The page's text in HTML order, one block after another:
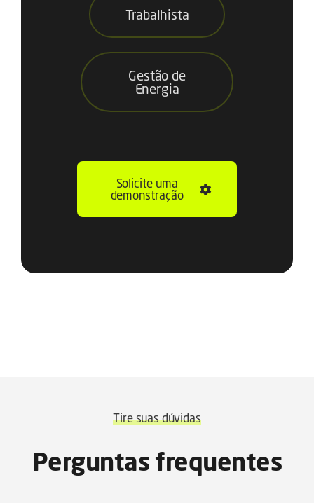
Trabalhista
Gestão de
Energia
Solicite uma
demonstração
Tire suas dúvidas
Perguntas frequentes